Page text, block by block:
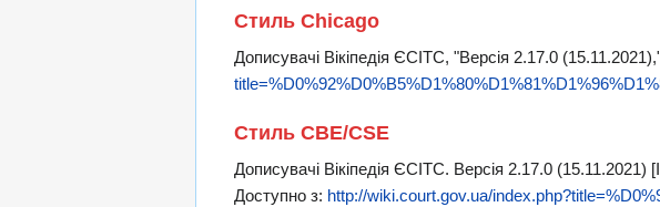
Стиль Chicago
Дописувачі Вікіпедія ЄСІТС, "Версія 2.17.0
Стиль CBE/CSE
Дописувачі Вікіпедія ЄСІТС. Версія 2.17.0
Доступно з: http://wiki.court.gov.ua/